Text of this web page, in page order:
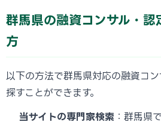
群馬県の融資コンサル・認
方
以下の方法で群馬県対応の融資コ
探すことができます。
当サイトの専門家検索 ：群馬県